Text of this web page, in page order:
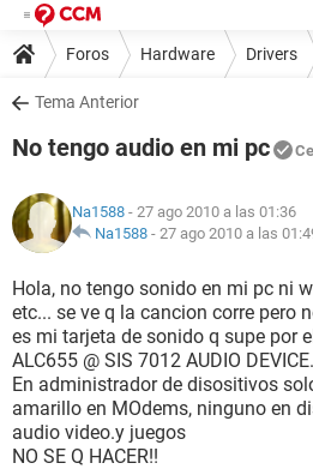
Foros Hardware Drivers
Tema Anterior
No tengo audio en mi pc
Na1588 - 27 ago 2010 a las 01:36
Na1588 - 27 ago 2010 a las
Hola, no tengo sonido en mi pc ni
etc... se ve q la cancion corre pero
es mi tarjeta de sonido q supe por
ALC655 @ SIS 7012 AUDIO DEVICE.
En administrador de disositivos
amarillo en MOdems, ninguno en
audio video.y juegos
NO SE Q HACER!!